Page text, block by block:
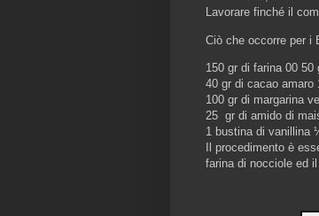
Lavorare finché il
Ciò che occorre per i
150 gr di farina 00 50
40 gr di cacao amaro
100 gr di margarina
25 gr di amido di
1 bustina di vanillina
Il procedimento è
farina di nocciole ed